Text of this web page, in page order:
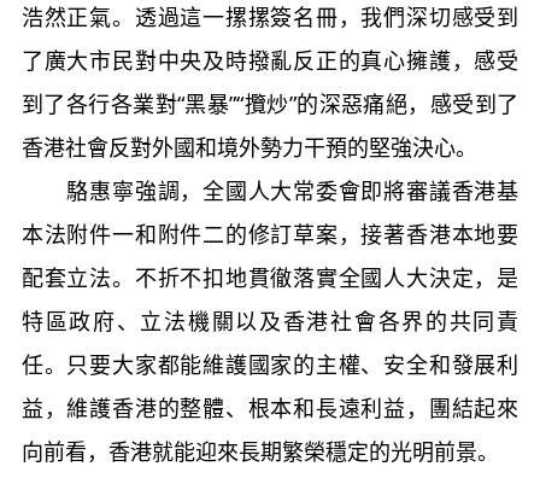
浩然正氣。透過這一摞摞簽名冊，我們深切感受到
了廣大市民對中央及時撥亂反正的真心擁護，感受
到了各行各業對“黑暴”“攬炒”的深惡痛絕，感受到了
香港社會反對外國和境外勢力干預的堅強決心。
駱惠寧強調，全國人大常委會即將審議香港基
本法附件一和附件二的修訂草案，接著香港本地要
配套立法。不折不扣地貫徹落實全國人大決定，是
特區政府、立法機關以及香港社會各界的共同責
任。只要大家都能維護國家的主權、安全和發展利
益，維護香港的整體、根本和長遠利益，團結起來
向前看，香港就能迎來長期繁榮穩定的光明前景。